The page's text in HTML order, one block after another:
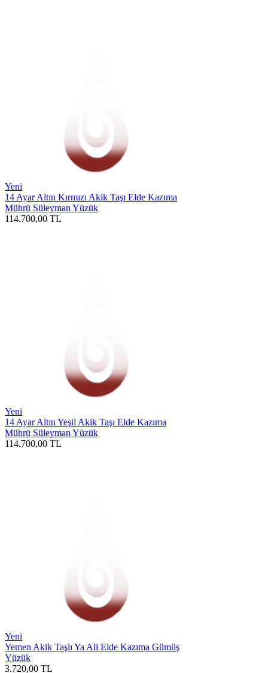
Yeni
14 Ayar Altın Kırmızı Akik Taşı Elde Kazıma
Mührü Süleyman Yüzük
114.700,00 TL
Yeni
14 Ayar Altın Yeşil Akik Taşı Elde Kazıma
Mührü Süleyman Yüzük
114.700,00 TL
Yeni
Yemen Akik Taşlı Ya Ali Elde Kazıma Gümüş
Yüzük
3.720,00 TL